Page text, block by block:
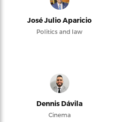
José Julio Aparicio
Politics and law
Dennis Dávila
Cinema